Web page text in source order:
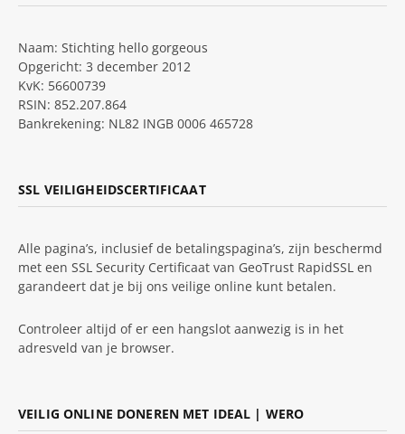
Naam: Stichting hello gorgeous
Opgericht: 3 december 2012
KvK: 56600739
RSIN: 852.207.864
Bankrekening: NL82 INGB 0006 465728
SSL VEILIGHEIDSCERTIFICAAT
Alle pagina’s, inclusief de betalingspagina’s, zijn beschermd
met een SSL Security Certificaat van GeoTrust RapidSSL en
garandeert dat je bij ons veilige online kunt betalen.
Controleer altijd of er een hangslot aanwezig is in het
adresveld van je browser.
VEILIG ONLINE DONEREN MET IDEAL | WERO